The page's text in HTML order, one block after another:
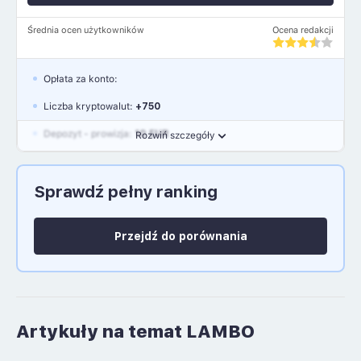
Średnia ocen użytkowników Ocena redakcji
Rozwiń szczegóły
Opłata za konto:
Liczba kryptowalut: +750
Depozyt - prowizja: 10 EUR
Język polski: NIE
Sprawdź pełny ranking
Przejdź do porównania
Artykuły na temat LAMBO